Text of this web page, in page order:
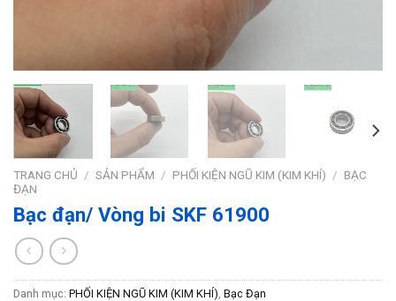
TRANG CHỦ / SẢN PHẨM / PHỐI KIỆN NGŨ KIM (KIM KHÍ) / BẠC
ĐẠN
Bạc đạn/ Vòng bi SKF 61900
Danh mục: PHỐI KIỆN NGŨ KIM (KIM KHÍ) Bạc Đạn